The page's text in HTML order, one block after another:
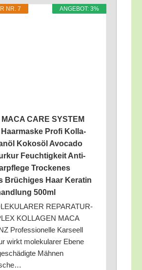
ANGE­BOT: 3%
NR. 7
CARE SYSTEM
Haar­mas­ke Pro­fi Kol­la­
Kokos­öl Avo­ca­do
Feuch­tig­keit Anti-
Tro­cke­nes
Brü­chi­ges Haar Kera­tin
500ml
REPARATUR-
KOLLAGEN MACA
Pro­fes­sio­nel­le Kar­seell
wirkt mole­ku­la­rer Ebe­ne
Mäh­nen